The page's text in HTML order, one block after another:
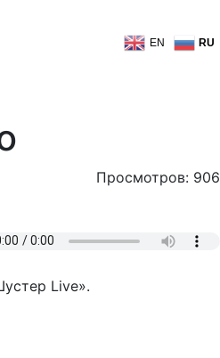
EN RU
Просмотров: 906
Live».